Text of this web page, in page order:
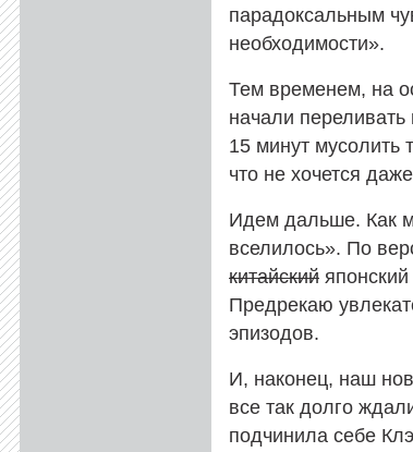
парадоксальным
необходимости».
Тем временем, на
начали
15 минут мусолить
что не хочется
Идем дальше. Как
вселилось». По
китайский
Предрекаю
эпизодов.
И, наконец, наш
все так долго
подчинила себе